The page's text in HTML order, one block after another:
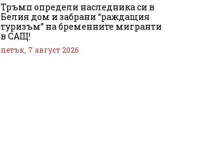
Тръмп определи наследника си в
Белия дом и забрани “раждащия
туризъм” на бременните мигранти
в САЩ!
петък, 7 август 2026